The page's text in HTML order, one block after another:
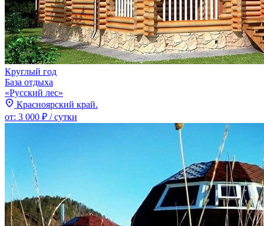
Круглый год
База отдыха
«Русский лес»
Красноярский край.
от: 3 000 ₽ / сутки